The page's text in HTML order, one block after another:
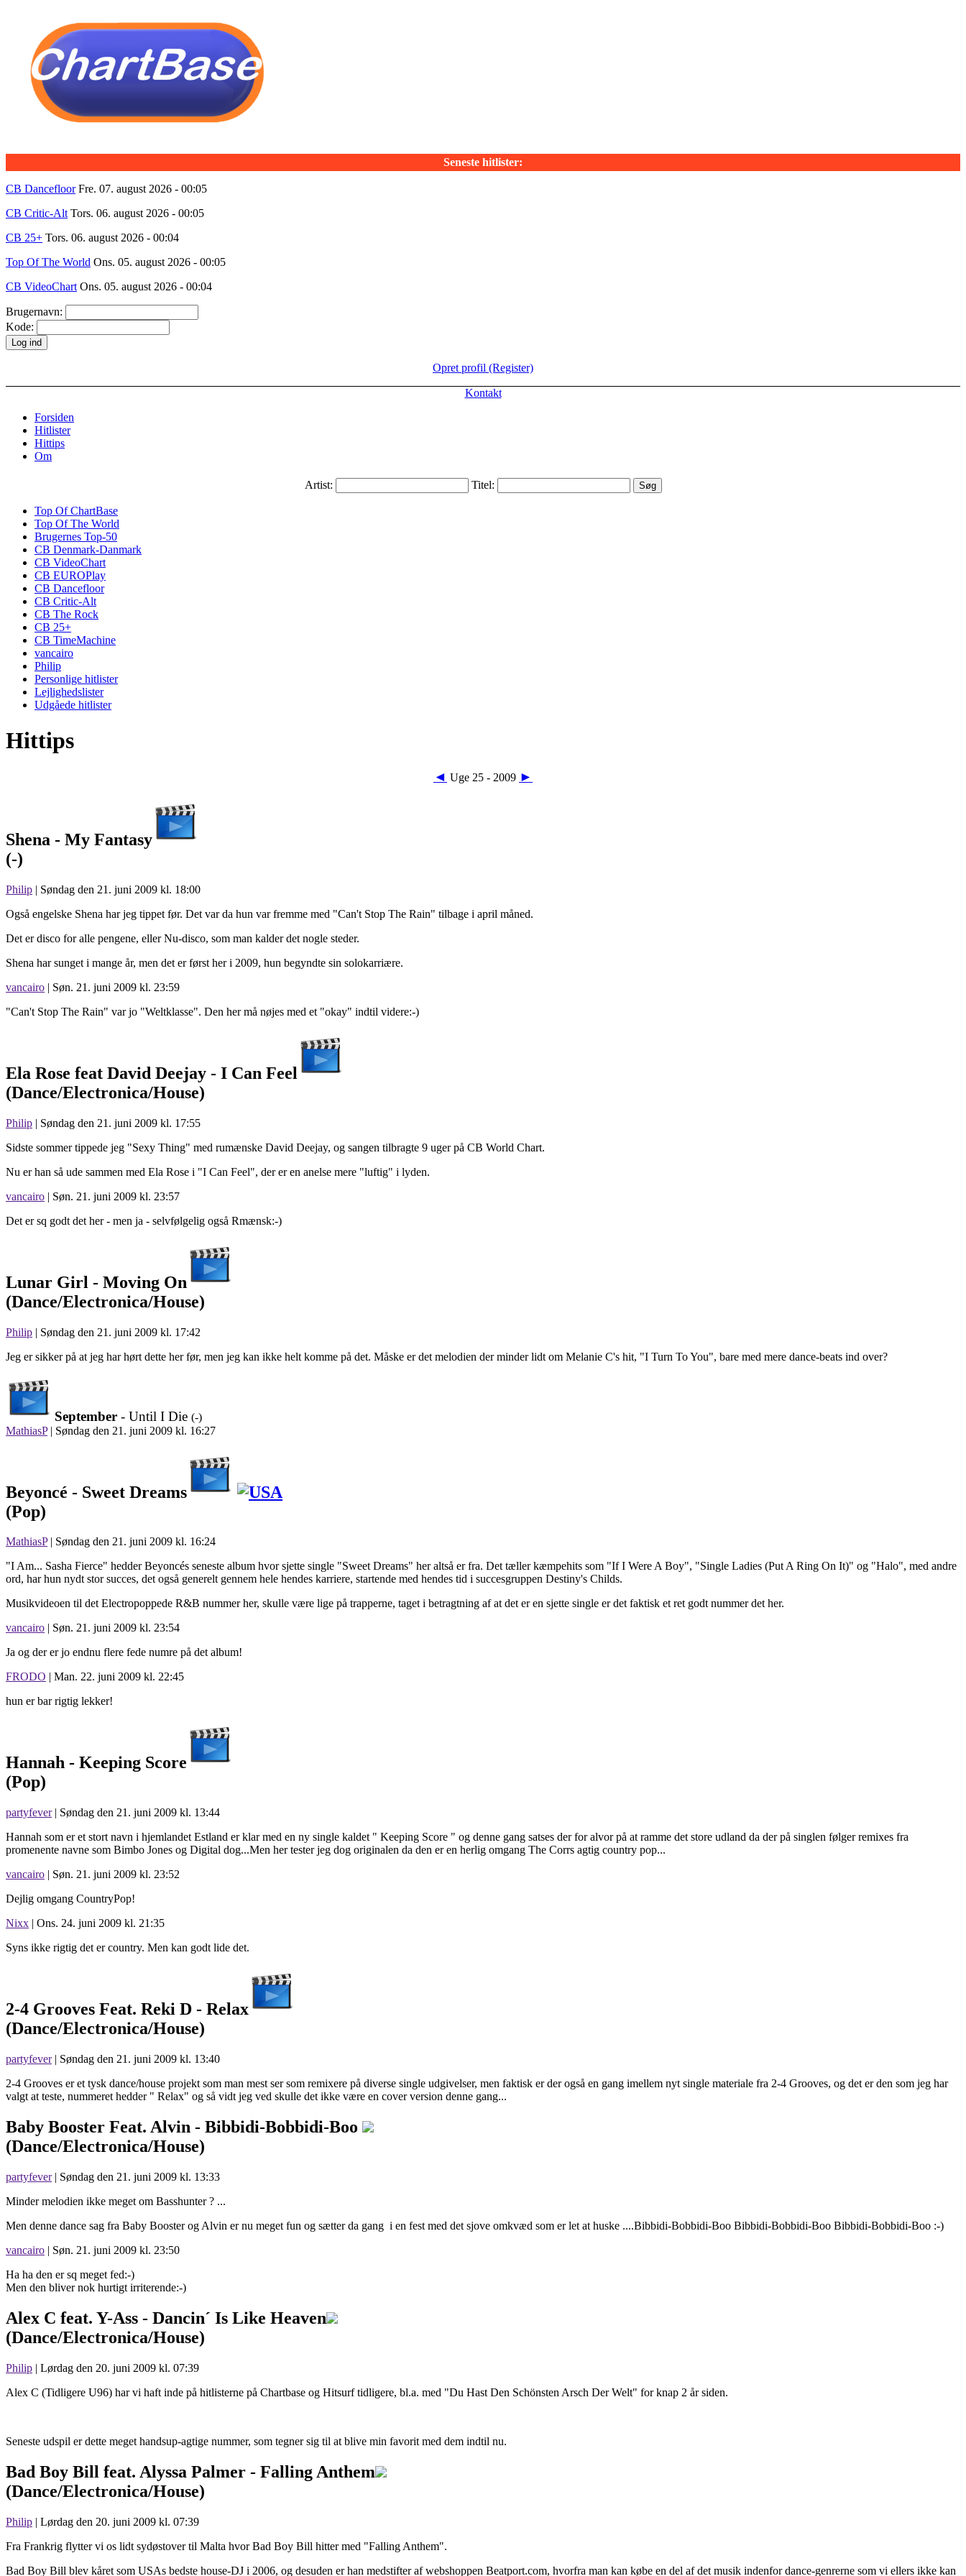
Seneste hitlister:
CB Dancefloor Fre. 07. august 2026 - 00:05
CB Critic-Alt Tors. 06. august 2026 - 00:05
CB 25+ Tors. 06. august 2026 - 00:04
Top Of The World Ons. 05. august 2026 - 00:05
CB VideoChart Ons. 05. august 2026 - 00:04
Brugernavn:
Kode:
Opret profil (Register)
Kontakt
Forsiden
Hitlister
Hittips
Om
Artist: Titel:
Top Of ChartBase
Top Of The World
Brugernes Top-50
CB Denmark-Danmark
CB VideoChart
CB EUROPlay
CB Dancefloor
CB Critic-Alt
CB The Rock
CB 25+
CB TimeMachine
vancairo
Philip
Personlige hitlister
Lejlighedslister
Udgåede hitlister
Hittips
◄ Uge 25 - 2009 ►
Shena - My Fantasy
(-)
Philip | Søndag den 21. juni 2009 kl. 18:00
Også engelske Shena har jeg tippet før. Det var da hun var fremme med "Can't Stop The Rain" tilbage i april måned.
Det er disco for alle pengene, eller Nu-disco, som man kalder det nogle steder.
Shena har sunget i mange år, men det er først her i 2009, hun begyndte sin solokarriære.
vancairo | Søn. 21. juni 2009 kl. 23:59
"Can't Stop The Rain" var jo "Weltklasse". Den her må nøjes med et "okay" indtil videre:-)
Ela Rose feat David Deejay - I Can Feel
(Dance/Electronica/House)
Philip | Søndag den 21. juni 2009 kl. 17:55
Sidste sommer tippede jeg "Sexy Thing" med rumænske David Deejay, og sangen tilbragte 9 uger på CB World Chart.
Nu er han så ude sammen med Ela Rose i "I Can Feel", der er en anelse mere "luftig" i lyden.
vancairo | Søn. 21. juni 2009 kl. 23:57
Det er sq godt det her - men ja - selvfølgelig også Rmænsk:-)
Lunar Girl - Moving On
(Dance/Electronica/House)
Philip | Søndag den 21. juni 2009 kl. 17:42
Jeg er sikker på at jeg har hørt dette her før, men jeg kan ikke helt komme på det. Måske er det melodien der minder lidt om Melanie C's hit, "I Turn To You", bare med mere dance-beats ind over?
September - Until I Die (-)
MathiasP| Søndag den 21. juni 2009 kl. 16:27
Beyoncé - Sweet Dreams
(Pop)
MathiasP| Søndag den 21. juni 2009 kl. 16:24
"I Am... Sasha Fierce" hedder Beyoncés seneste album hvor sjette single "Sweet Dreams" her altså er fra. Det tæller kæmpehits som "If I Were A Boy", "Single Ladies (Put A Ring On It)" og "Halo", med andre
ord, har hun nydt stor succes, det også generelt gennem hele hendes karriere, startende med hendes tid i succesgruppen Destiny's Childs.
Musikvideoen til det Electropoppede R&B nummer her, skulle være lige på trapperne, taget i betragtning af at det er en sjette single er det faktisk et ret godt nummer det her.
vancairo | Søn. 21. juni 2009 kl. 23:54
Ja og der er jo endnu flere fede numre på det album!
FRODO | Man. 22. juni 2009 kl. 22:45
hun er bar rigtig lekker!
Hannah - Keeping Score
(Pop)
partyfever| Søndag den 21. juni 2009 kl. 13:44
Hannah som er et stort navn i hjemlandet Estland er klar med en ny single kaldet " Keeping Score " og denne gang satses der for alvor på at ramme det store udland da der på singlen følger remixes fra
promenente navne som Bimbo Jones og Digital dog...Men her tester jeg dog originalen da den er en herlig omgang The Corrs agtig country pop...
vancairo | Søn. 21. juni 2009 kl. 23:52
Dejlig omgang CountryPop!
Nixx | Ons. 24. juni 2009 kl. 21:35
Syns ikke rigtig det er country. Men kan godt lide det.
2-4 Grooves Feat. Reki D - Relax
(Dance/Electronica/House)
partyfever| Søndag den 21. juni 2009 kl. 13:40
2-4 Grooves er et tysk dance/house projekt som man mest ser som remixere på diverse single udgivelser, men faktisk er der også en gang imellem nyt single materiale fra 2-4 Grooves, og det er den som jeg har
valgt at teste, nummeret hedder " Relax" og så vidt jeg ved skulle det ikke være en cover version denne gang...
Baby Booster Feat. Alvin - Bibbidi-Bobbidi-Boo
(Dance/Electronica/House)
partyfever| Søndag den 21. juni 2009 kl. 13:33
Minder melodien ikke meget om Basshunter ? ...
Men denne dance sag fra Baby Booster og Alvin er nu meget fun og sætter da gang i en fest med det sjove omkvæd som er let at huske ....Bibbidi-Bobbidi-Boo Bibbidi-Bobbidi-Boo Bibbidi-Bobbidi-Boo :-)
vancairo | Søn. 21. juni 2009 kl. 23:50
Ha ha den er sq meget fed:-)
Men den bliver nok hurtigt irriterende:-)
Alex C feat. Y-Ass - Dancin´ Is Like Heaven
(Dance/Electronica/House)
Philip | Lørdag den 20. juni 2009 kl. 07:39
Alex C (Tidligere U96) har vi haft inde på hitlisterne på Chartbase og Hitsurf tidligere, bl.a. med "Du Hast Den Schönsten Arsch Der Welt" for knap 2 år siden.
Seneste udspil er dette meget handsup-agtige nummer, som tegner sig til at blive min favorit med dem indtil nu.
Bad Boy Bill feat. Alyssa Palmer - Falling Anthem
(Dance/Electronica/House)
Philip | Lørdag den 20. juni 2009 kl. 07:39
Fra Frankrig flytter vi os lidt sydøstover til Malta hvor Bad Boy Bill hitter med "Falling Anthem".
Bad Boy Bill blev kåret som USAs bedste house-DJ i 2006, og desuden er han medstifter af webshoppen Beatport.com, hvorfra man kan købe en del af det musik indenfor dance-genrerne som vi ellers ikke kan